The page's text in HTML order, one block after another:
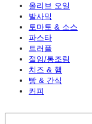
올리브 오일
발사믹
토마토 & 소스
파스타
트러플
절임/통조림
치즈 & 햄
빵 & 간식
커피